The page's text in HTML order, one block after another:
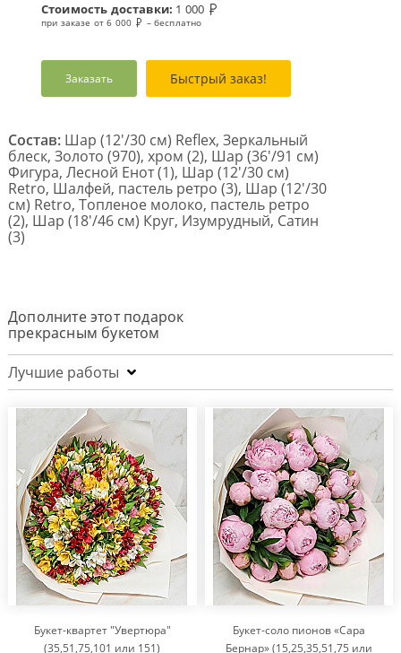
компании
language
Стоимость доставки: 1 000
при заказе от 6 000 – бесплатно
Заказать Быстрый заказ!
Состав: Шар (12'/30 см) Reflex, Зеркальный
блеск, Золото (970), хром (2), Шар (36'/91 см)
Фигура, Лесной Енот (1), Шар (12'/30 см)
Retro, Шалфей, пастель ретро (3), Шар (12'/30
см) Retro, Топленое молоко, пастель ретро
(2), Шар (18'/46 см) Круг, Изумрудный, Сатин
(3)
Дополните этот подарок
прекрасным букетом
Лучшие работы
Букет-квартет "Увертюра"
(35,51,75,101 или 151)
Букет-соло пионов «Сара
Бернар» (15,25,35,51,75 или